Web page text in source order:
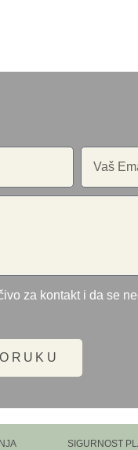
za kontakt i da se
SIGURNOST